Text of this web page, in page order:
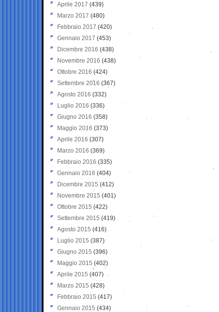
Aprile 2017 (439)
Marzo 2017 (480)
Febbraio 2017 (420)
Gennaio 2017 (453)
Dicembre 2016 (438)
Novembre 2016 (438)
Ottobre 2016 (424)
Settembre 2016 (367)
Agosto 2016 (332)
Luglio 2016 (336)
Giugno 2016 (358)
Maggio 2016 (373)
Aprile 2016 (307)
Marzo 2016 (369)
Febbraio 2016 (335)
Gennaio 2016 (404)
Dicembre 2015 (412)
Novembre 2015 (401)
Ottobre 2015 (422)
Settembre 2015 (419)
Agosto 2015 (416)
Luglio 2015 (387)
Giugno 2015 (396)
Maggio 2015 (402)
Aprile 2015 (407)
Marzo 2015 (428)
Febbraio 2015 (417)
Gennaio 2015 (434)